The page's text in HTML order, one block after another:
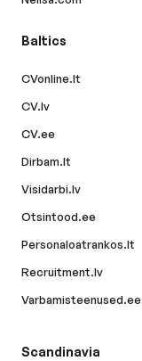
Baltics
CVonline.lt
CV.lv
CV.ee
Dirbam.lt
Visidarbi.lv
Otsintood.ee
Personaloatrankos.lt
Recruitment.lv
Varbamisteenused.ee
Scandinavia